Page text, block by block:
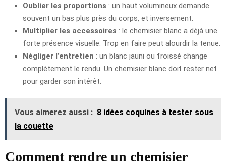
Oublier les proportions : un haut volumineux demande
souvent un bas plus près du corps, et inversement.
Multiplier les accessoires : le chemisier blanc a déjà une
forte présence visuelle. Trop en faire peut alourdir la tenue.
Négliger l’entretien : un blanc jauni ou froissé change
complètement le rendu. Un chemisier blanc doit rester net
pour garder son intérêt.
Vous aimerez aussi : 8 idées coquines à tester sous
la couette
Comment rendre un chemisier